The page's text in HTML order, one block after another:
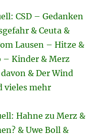
CSD – Gedanken
& Ceuta &
Lausen – Hitze &
– Kinder & Merz
& Der Wind
vieles mehr
Hahne zu Merz &
& Uwe Boll &